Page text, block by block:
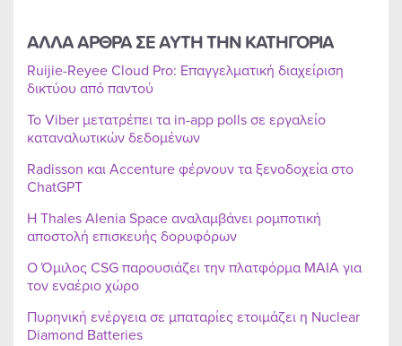
ΑΛΛΑ ΑΡΘΡΑ ΣΕ ΑΥΤΗ ΤΗΝ ΚΑΤΗΓΟΡΙΑ
Ruijie-Reyee Cloud Pro: Επαγγελματική διαχείριση
δικτύου από παντού
Το Viber μετατρέπει τα in-app polls σε εργαλείο
καταναλωτικών δεδομένων
Radisson και Accenture φέρνουν τα ξενοδοχεία στο
ChatGPT
Η Thales Alenia Space αναλαμβάνει ρομποτική
αποστολή επισκευής δορυφόρων
Ο Όμιλος CSG παρουσιάζει την πλατφόρμα MAIA για
τον εναέριο χώρο
Πυρηνική ενέργεια σε μπαταρίες ετοιμάζει η Nuclear
Diamond Batteries